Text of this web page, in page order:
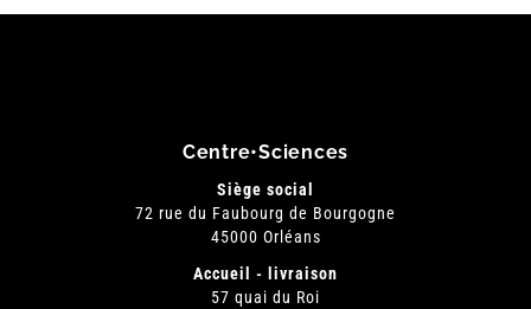
Centre•Sciences
Siège social
72 rue du Faubourg de Bourgogne
45000 Orléans
Accueil - livraison
57 quai du Roi